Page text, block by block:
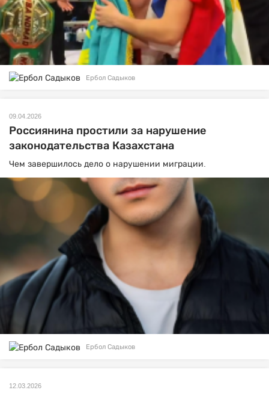
Ербол Садыков
09.04.2026
Россиянина простили за нарушение
законодательства Казахстана
Чем завершилось дело о нарушении миграции.
Ербол Садыков
12.03.2026